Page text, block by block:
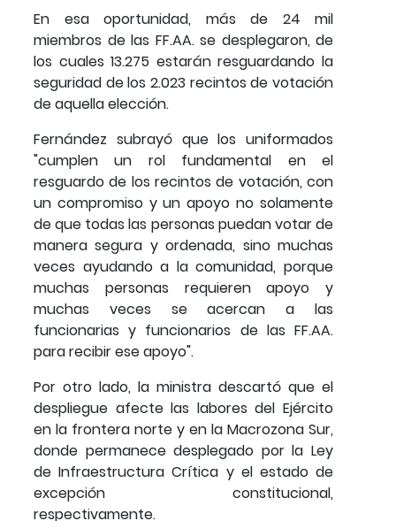
En esa oportunidad, más de 24 mil
miembros de las FF.AA. se desplegaron, de
los cuales 13.275 estarán resguardando la
seguridad de los 2.023 recintos de votación
de aquella elección.
Fernández subrayó que los uniformados
"cumplen un rol fundamental en el
resguardo de los recintos de votación, con
un compromiso y un apoyo no solamente
de que todas las personas puedan votar de
manera segura y ordenada, sino muchas
veces ayudando a la comunidad, porque
muchas personas requieren apoyo y
muchas veces se acercan a las
funcionarias y funcionarios de las FF.AA.
para recibir ese apoyo".
Por otro lado, la ministra descartó que el
despliegue afecte las labores del Ejército
en la frontera norte y en la Macrozona Sur,
donde permanece desplegado por la Ley
de Infraestructura Crítica y el estado de
excepción constitucional,
respectivamente.